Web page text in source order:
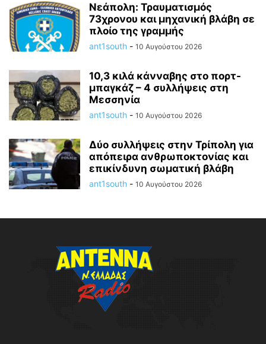
Νεάπολη: Τραυματισμός
73χρονου και μηχανική βλάβη σε
πλοίο της γραμμής
ant1south - 10 Αυγούστου 2026
10,3 κιλά κάνναβης στο πορτ-
μπαγκάζ – 4 συλλήψεις στη
Μεσσηνία
ant1south - 10 Αυγούστου 2026
Δύο συλλήψεις στην Τρίπολη για
απόπειρα ανθρωποκτονίας και
επικίνδυνη σωματική βλάβη
ant1south - 10 Αυγούστου 2026